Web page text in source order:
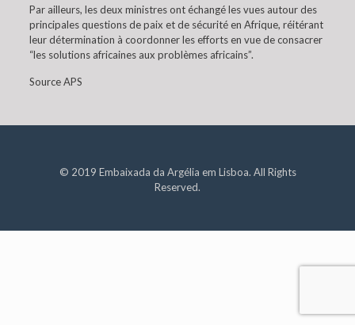
Par ailleurs, les deux ministres ont échangé les vues autour des
principales questions de paix et de sécurité en Afrique, réitérant
leur détermination à coordonner les efforts en vue de consacrer
“les solutions africaines aux problèmes africains”.
Source APS
© 2019 Embaixada da Argélia em Lisboa. All Rights
Reserved.